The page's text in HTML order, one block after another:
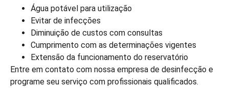
Água potável para utilização
Evitar de infecções
Diminuição de custos com consultas
Cumprimento com as determinações vigentes
Extensão da funcionamento do reservatório
Entre em contato com nossa empresa de desinfecção e
programe seu serviço com profissionais qualificados.